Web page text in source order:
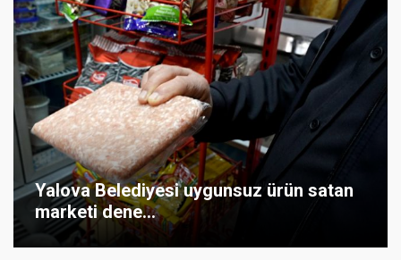
Yalova Belediyesi uygunsuz ürün satan
marketi dene...